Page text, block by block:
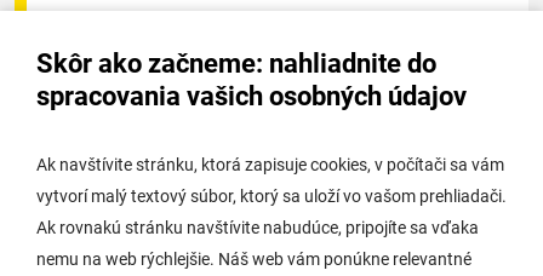
Skôr ako začneme: nahliadnite do
spracovania vašich osobných údajov
Ak navštívite stránku, ktorá zapisuje cookies, v počítači sa vám
vytvorí malý textový súbor, ktorý sa uloží vo vašom prehliadači.
Ak rovnakú stránku navštívite nabudúce, pripojíte sa vďaka
nemu na web rýchlejšie. Náš web vám ponúkne relevantné
Úradná tabuľa stavebného úradu
Potrebujem vybaviť
Samospráva